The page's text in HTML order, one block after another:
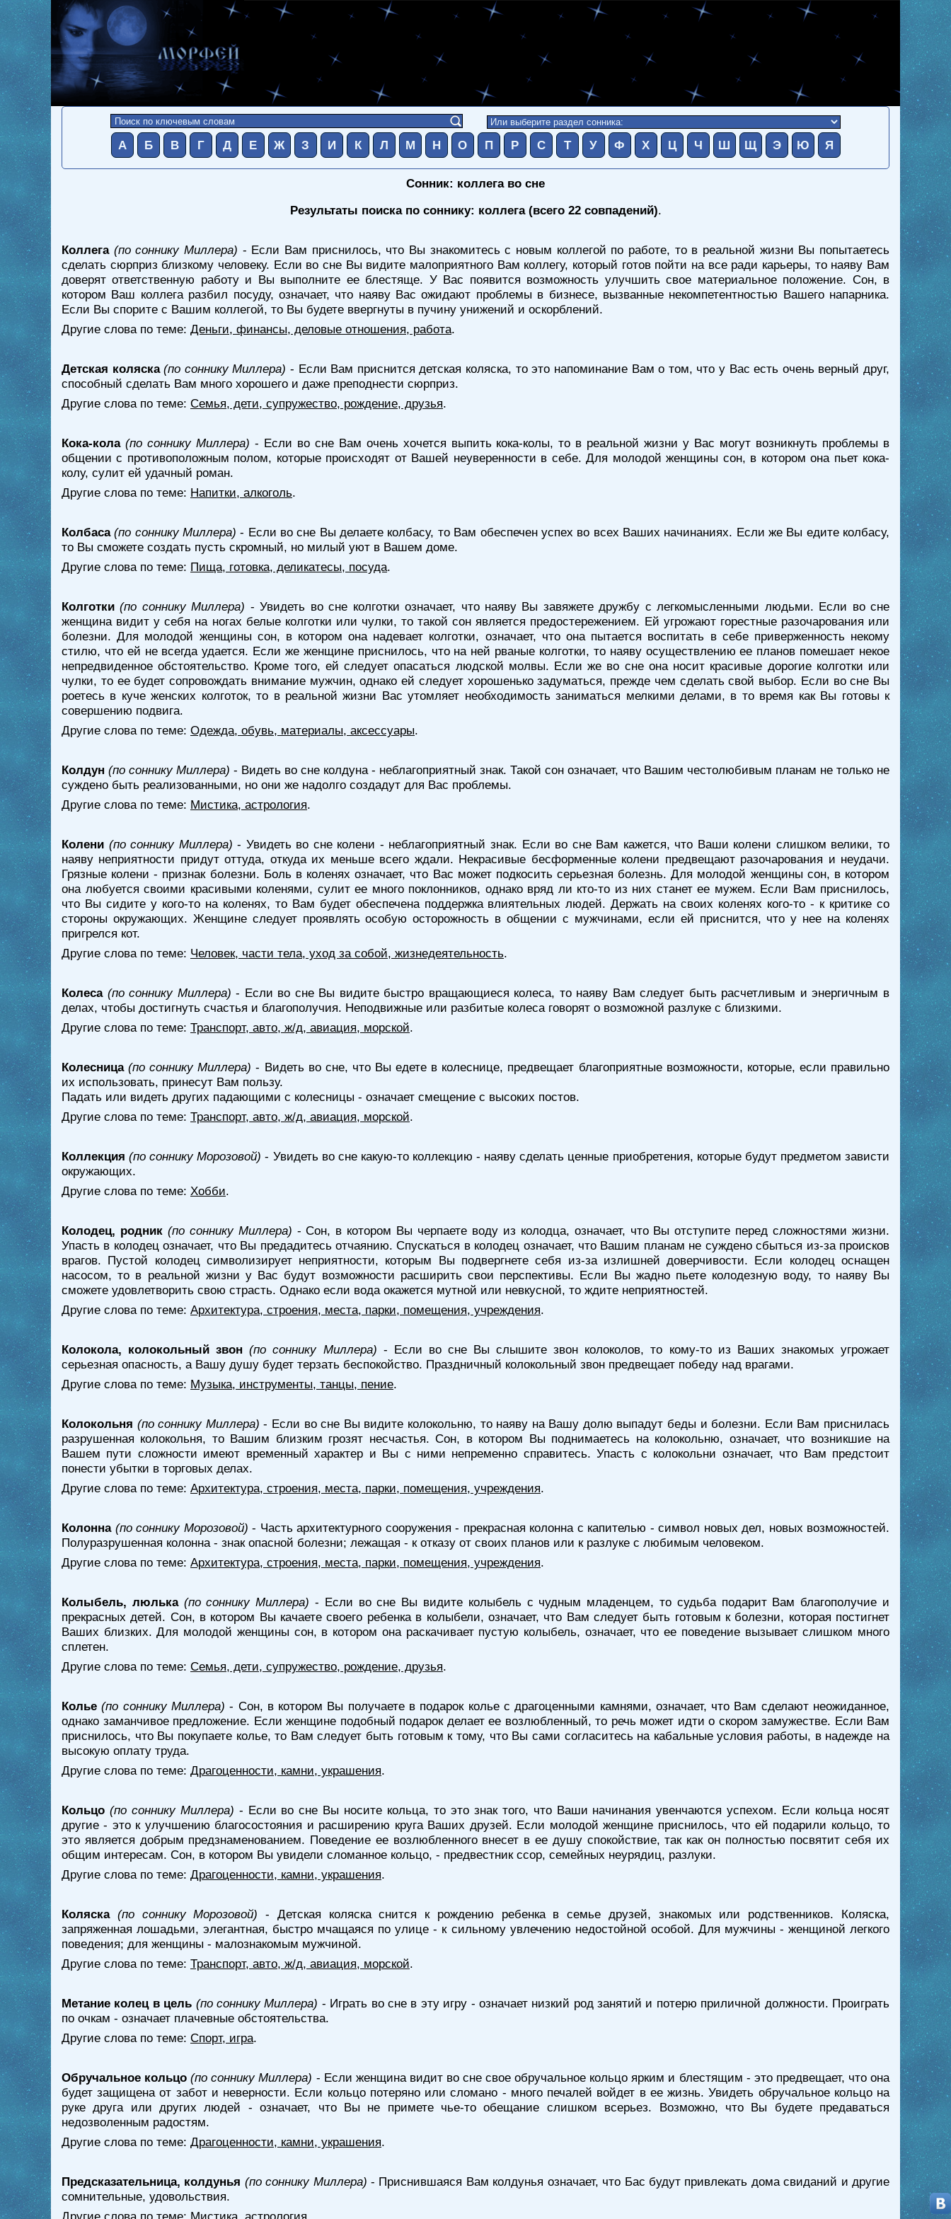
А Б В Г Д Е Ж З И К Л М Н О П Р С Т У Ф Х Ц Ч Ш Щ Э Ю Я
Сонник: коллега во сне
Результаты поиска по соннику: коллега (всего 22 совпадений).
Коллега (по соннику Миллера) - Если Вам приснилось, что Вы знакомитесь с новым коллегой по работе, то в реальной жизни Вы попытаетесь
сделать сюрприз близкому человеку. Если во сне Вы видите малоприятного Вам коллегу, который готов пойти на все ради карьеры, то наяву Вам
доверят ответственную работу и Вы выполните ее блестяще. У Вас появится возможность улучшить свое материальное положение. Сон, в
котором Ваш коллега разбил посуду, означает, что наяву Вас ожидают проблемы в бизнесе, вызванные некомпетентностью Вашего напарника.
Если Вы спорите с Вашим коллегой, то Вы будете ввергнуты в пучину унижений и оскорблений.
Другие слова по теме: Деньги, финансы, деловые отношения, работа.
Детская коляска (по соннику Миллера) - Если Вам приснится детская коляска, то это напоминание Вам о том, что у Вас есть очень верный друг,
способный сделать Вам много хорошего и даже преподнести сюрприз.
Другие слова по теме: Семья, дети, супружество, рождение, друзья.
Кока-кола (по соннику Миллера) - Если во сне Вам очень хочется выпить кока-колы, то в реальной жизни у Вас могут возникнуть проблемы в
общении с противоположным полом, которые происходят от Вашей неуверенности в себе. Для молодой женщины сон, в котором она пьет кока-
колу, сулит ей удачный роман.
Другие слова по теме: Напитки, алкоголь.
Колбаса (по соннику Миллера) - Если во сне Вы делаете колбасу, то Вам обеспечен успех во всех Ваших начинаниях. Если же Вы едите колбасу,
то Вы сможете создать пусть скромный, но милый уют в Вашем доме.
Другие слова по теме: Пища, готовка, деликатесы, посуда.
Колготки (по соннику Миллера) - Увидеть во сне колготки означает, что наяву Вы завяжете дружбу с легкомысленными людьми. Если во сне
женщина видит у себя на ногах белые колготки или чулки, то такой сон является предостережением. Ей угрожают горестные разочарования или
болезни. Для молодой женщины сон, в котором она надевает колготки, означает, что она пытается воспитать в себе приверженность некому
стилю, что ей не всегда удается. Если же женщине приснилось, что на ней рваные колготки, то наяву осуществлению ее планов помешает некое
непредвиденное обстоятельство. Кроме того, ей следует опасаться людской молвы. Если же во сне она носит красивые дорогие колготки или
чулки, то ее будет сопровождать внимание мужчин, однако ей следует хорошенько задуматься, прежде чем сделать свой выбор. Если во сне Вы
роетесь в куче женских колготок, то в реальной жизни Вас утомляет необходимость заниматься мелкими делами, в то время как Вы готовы к
совершению подвига.
Другие слова по теме: Одежда, обувь, материалы, аксессуары.
Колдун (по соннику Миллера) - Видеть во сне колдуна - неблагоприятный знак. Такой сон означает, что Вашим честолюбивым планам не только не
суждено быть реализованными, но они же надолго создадут для Вас проблемы.
Другие слова по теме: Мистика, астрология.
Колени (по соннику Миллера) - Увидеть во сне колени - неблагоприятный знак. Если во сне Вам кажется, что Ваши колени слишком велики, то
наяву неприятности придут оттуда, откуда их меньше всего ждали. Некрасивые бесформенные колени предвещают разочарования и неудачи.
Грязные колени - признак болезни. Боль в коленях означает, что Вас может подкосить серьезная болезнь. Для молодой женщины сон, в котором
она любуется своими красивыми коленями, сулит ее много поклонников, однако вряд ли кто-то из них станет ее мужем. Если Вам приснилось,
что Вы сидите у кого-то на коленях, то Вам будет обеспечена поддержка влиятельных людей. Держать на своих коленях кого-то - к критике со
стороны окружающих. Женщине следует проявлять особую осторожность в общении с мужчинами, если ей приснится, что у нее на коленях
пригрелся кот.
Другие слова по теме: Человек, части тела, уход за собой, жизнедеятельность.
Колеса (по соннику Миллера) - Если во сне Вы видите быстро вращающиеся колеса, то наяву Вам следует быть расчетливым и энергичным в
делах, чтобы достигнуть счастья и благополучия. Неподвижные или разбитые колеса говорят о возможной разлуке с близкими.
Другие слова по теме: Транспорт, авто, ж/д, авиация, морской.
Колесница (по соннику Миллера) - Видеть во сне, что Вы едете в колеснице, предвещает благоприятные возможности, которые, если правильно
их использовать, принесут Вам пользу.
Падать или видеть других падающими с колесницы - означает смещение с высоких постов.
Другие слова по теме: Транспорт, авто, ж/д, авиация, морской.
Коллекция (по соннику Морозовой) - Увидеть во сне какую-то коллекцию - наяву сделать ценные приобретения, которые будут предметом зависти
окружающих.
Другие слова по теме: Хобби.
Колодец, родник (по соннику Миллера) - Сон, в котором Вы черпаете воду из колодца, означает, что Вы отступите перед сложностями жизни.
Упасть в колодец означает, что Вы предадитесь отчаянию. Спускаться в колодец означает, что Вашим планам не суждено сбыться из-за происков
врагов. Пустой колодец символизирует неприятности, которым Вы подвергнете себя из-за излишней доверчивости. Если колодец оснащен
насосом, то в реальной жизни у Вас будут возможности расширить свои перспективы. Если Вы жадно пьете колодезную воду, то наяву Вы
сможете удовлетворить свою страсть. Однако если вода окажется мутной или невкусной, то ждите неприятностей.
Другие слова по теме: Архитектура, строения, места, парки, помещения, учреждения.
Колокола, колокольный звон (по соннику Миллера) - Если во сне Вы слышите звон колоколов, то кому-то из Ваших знакомых угрожает
серьезная опасность, а Вашу душу будет терзать беспокойство. Праздничный колокольный звон предвещает победу над врагами.
Другие слова по теме: Музыка, инструменты, танцы, пение.
Колокольня (по соннику Миллера) - Если во сне Вы видите колокольню, то наяву на Вашу долю выпадут беды и болезни. Если Вам приснилась
разрушенная колокольня, то Вашим близким грозят несчастья. Сон, в котором Вы поднимаетесь на колокольню, означает, что возникшие на
Вашем пути сложности имеют временный характер и Вы с ними непременно справитесь. Упасть с колокольни означает, что Вам предстоит
понести убытки в торговых делах.
Другие слова по теме: Архитектура, строения, места, парки, помещения, учреждения.
Колонна (по соннику Морозовой) - Часть архитектурного сооружения - прекрасная колонна с капителью - символ новых дел, новых возможностей.
Полуразрушенная колонна - знак опасной болезни; лежащая - к отказу от своих планов или к разлуке с любимым человеком.
Другие слова по теме: Архитектура, строения, места, парки, помещения, учреждения.
Колыбель, люлька (по соннику Миллера) - Если во сне Вы видите колыбель с чудным младенцем, то судьба подарит Вам благополучие и
прекрасных детей. Сон, в котором Вы качаете своего ребенка в колыбели, означает, что Вам следует быть готовым к болезни, которая постигнет
Ваших близких. Для молодой женщины сон, в котором она раскачивает пустую колыбель, означает, что ее поведение вызывает слишком много
сплетен.
Другие слова по теме: Семья, дети, супружество, рождение, друзья.
Колье (по соннику Миллера) - Сон, в котором Вы получаете в подарок колье с драгоценными камнями, означает, что Вам сделают неожиданное,
однако заманчивое предложение. Если женщине подобный подарок делает ее возлюбленный, то речь может идти о скором замужестве. Если Вам
приснилось, что Вы покупаете колье, то Вам следует быть готовым к тому, что Вы сами согласитесь на кабальные условия работы, в надежде на
высокую оплату труда.
Другие слова по теме: Драгоценности, камни, украшения.
Кольцо (по соннику Миллера) - Если во сне Вы носите кольца, то это знак того, что Ваши начинания увенчаются успехом. Если кольца носят
другие - это к улучшению благосостояния и расширению круга Ваших друзей. Если молодой женщине приснилось, что ей подарили кольцо, то
это является добрым предзнаменованием. Поведение ее возлюбленного внесет в ее душу спокойствие, так как он полностью посвятит себя их
общим интересам. Сон, в котором Вы увидели сломанное кольцо, - предвестник ссор, семейных неурядиц, разлуки.
Другие слова по теме: Драгоценности, камни, украшения.
Коляска (по соннику Морозовой) - Детская коляска снится к рождению ребенка в семье друзей, знакомых или родственников. Коляска,
запряженная лошадьми, элегантная, быстро мчащаяся по улице - к сильному увлечению недостойной особой. Для мужчины - женщиной легкого
поведения; для женщины - малознакомым мужчиной.
Другие слова по теме: Транспорт, авто, ж/д, авиация, морской.
Метание колец в цель (по соннику Миллера) - Играть во сне в эту игру - означает низкий род занятий и потерю приличной должности. Проиграть
по очкам - означает плачевные обстоятельства.
Другие слова по теме: Спорт, игра.
Обручальное кольцо (по соннику Миллера) - Если женщина видит во сне свое обручальное кольцо ярким и блестящим - это предвещает, что она
будет защищена от забот и неверности. Если кольцо потеряно или сломано - много печалей войдет в ее жизнь. Увидеть обручальное кольцо на
руке друга или других людей - означает, что Вы не примете чье-то обещание слишком всерьез. Возможно, что Вы будете предаваться
недозволенным радостям.
Другие слова по теме: Драгоценности, камни, украшения.
Предсказательница, колдунья (по соннику Миллера) - Приснившаяся Вам колдунья означает, что Бас будут привлекать дома свиданий и другие
сомнительные, удовольствия.
Другие слова по теме: Мистика, астрология